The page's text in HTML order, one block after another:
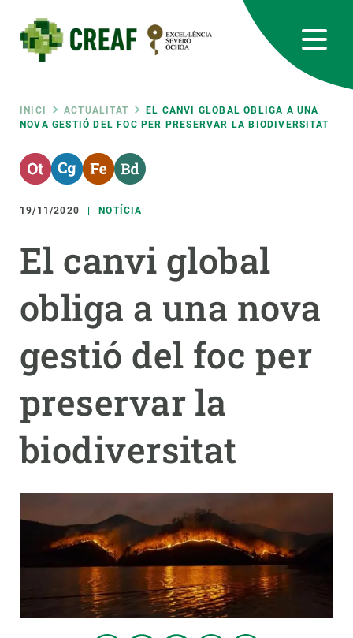
contingut
Fil
d'ariadna
INICI ACTUALITAT
EL CANVI GLOBAL OBLIGA A UNA
NOVA GESTIÓ DEL FOC PER PRESERVAR LA BIODIVERSITAT
19/11/2020 NOTÍCIA
El canvi global
obliga a una nova
gestió del foc per
preservar la
biodiversitat
RRSS
Featured
responsive
INTRANET
Responsive
menu
CIÈNCIA EN ACCIÓ
UNEIX-TE A NOSALTRES
NOTÍCIES I AGENDA